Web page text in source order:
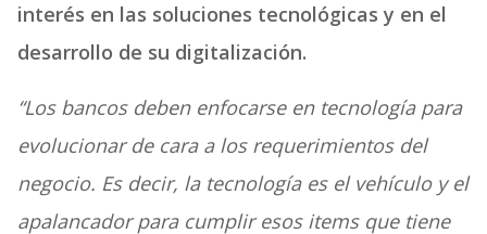
interés en las soluciones tecnológicas y en el
desarrollo de su digitalización.
“Los bancos deben enfocarse en tecnología para
evolucionar de cara a los requerimientos del
negocio. Es decir, la tecnología es el vehículo y el
apalancador para cumplir esos items que tiene